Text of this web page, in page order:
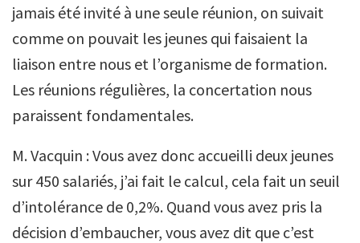
jamais été invité à une seule réunion, on suivait
comme on pouvait les jeunes qui faisaient la
liaison entre nous et l’organisme de formation.
Les réunions régulières, la concertation nous
paraissent fondamentales.
M. Vacquin : Vous avez donc accueilli deux jeunes
sur 450 salariés, j’ai fait le calcul, cela fait un seuil
d’intolérance de 0,2%. Quand vous avez pris la
décision d’embaucher, vous avez dit que c’est